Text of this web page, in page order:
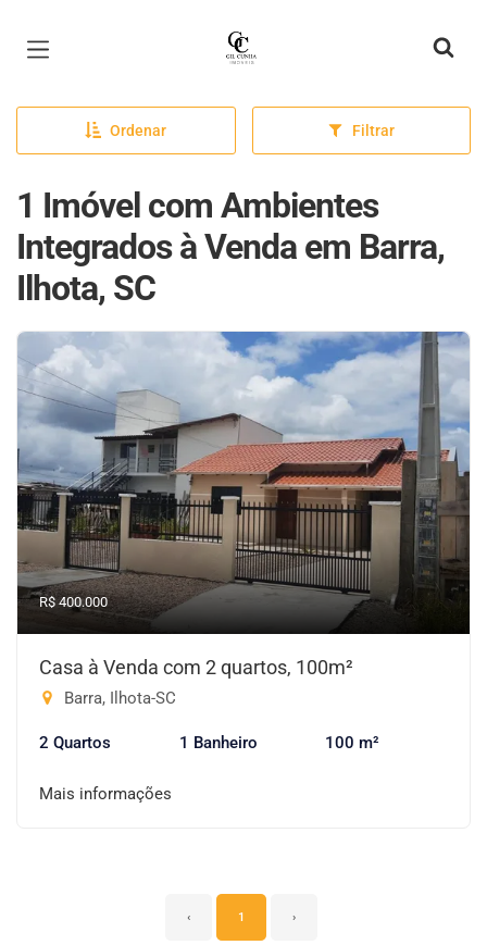
Página inicial
Ordenar Filtrar
1 Imóvel com Ambientes
Integrados à Venda em Barra,
Ilhota, SC
R$ 400.000
Casa à Venda com 2 quartos, 100m²
Barra, Ilhota-SC
2 Quartos 1 Banheiro 100 m²
Mais informações
‹ 1 ›